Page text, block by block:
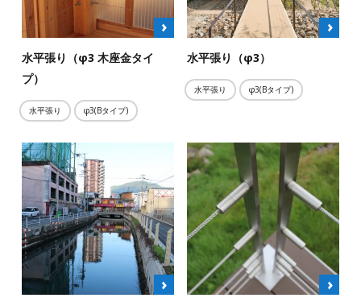
水平張り（φ3 木座金タイ
プ）
水平張り φ3(Bタイプ)
水平張り（φ3）
水平張り φ3(Bタイプ)